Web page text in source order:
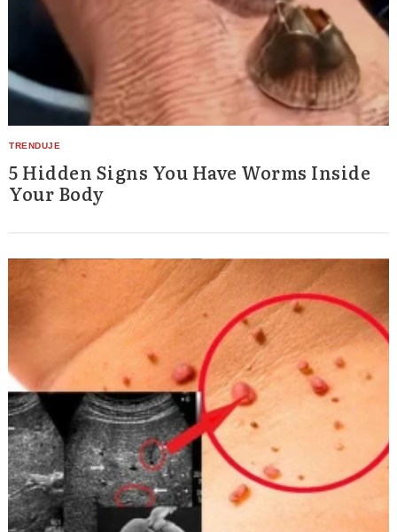
5 Hidden Signs You Have Worms Inside
Your Body